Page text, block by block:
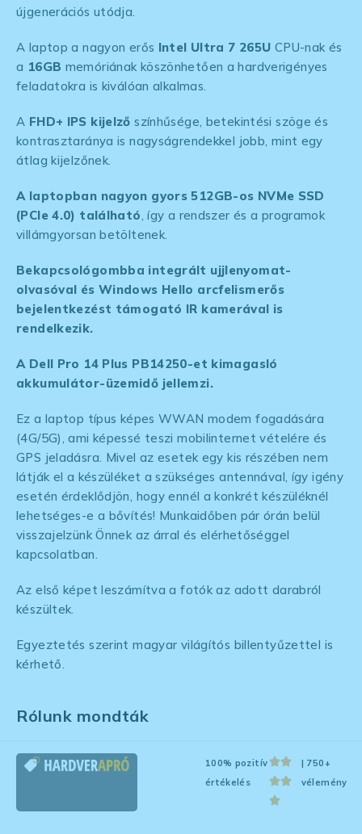
újgenerációs utódja.
A laptop a nagyon erős Intel Ultra 7 265U CPU-nak és
a 16GB memóriának köszönhetően a hardverigényes
feladatokra is kiválóan alkalmas.
A FHD+ IPS kijelzőszínhűsége, betekintési szöge és
kontrasztaránya is nagyságrendekkel jobb, mint egy
átlag kijelzőnek.
A laptopban nagyon gyors 512GB-os NVMe SSD
(PCIe 4.0) található , így a rendszer és a programok
villámgyorsan betöltenek.
Bekapcsológombba integrált ujjlenyomat-
olvasóval és Windows Hello arcfelismerős
bejelentkezést támogató IR kamerával is
rendelkezik.
A Dell Pro 14 Plus PB14250-et kimagasló
akkumulátor-üzemidő jellemzi.
Ez a laptop típus képes WWAN modem fogadására
(4G/5G), ami képessé teszi mobilinternet vételére és
GPS jeladásra. Mivel az esetek egy kis részében nem
látják el a készüléket a szükséges antennával, így igény
esetén érdeklődjön, hogy ennél a konkrét készüléknél
lehetséges-e a bővítés! Munkaidőben pár órán belül
visszajelzünk Önnek az árral és elérhetőséggel
kapcsolatban.
Az első képet leszámítva a fotók az adott darabról
készültek.
Egyeztetés szerint magyar világítós billentyűzettel is
kérhető.
Rólunk mondták
100% pozitív
értékelés
| 750+
vélemény